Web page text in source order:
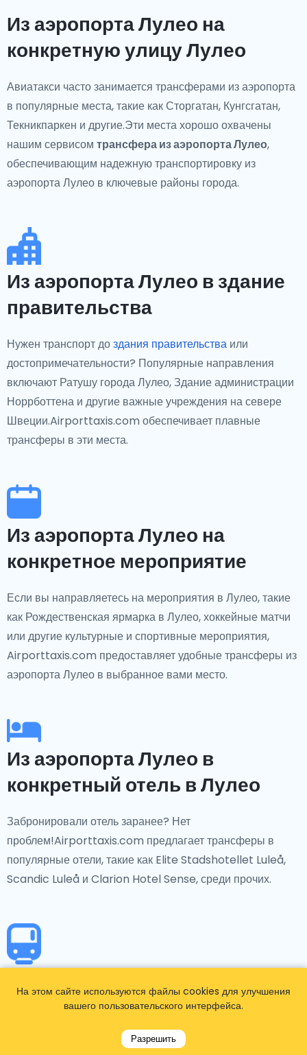
Из аэропорта Лулео на
конкретную улицу Лулео
Авиатакси часто занимается трансферами из аэропорта
в популярные места, такие как Сторгатан, Кунгсгатан,
Текникпаркен и другие.Эти места хорошо охвачены
нашим сервисом трансфера из аэропорта Лулео,
обеспечивающим надежную транспортировку из
аэропорта Лулео в ключевые районы города.
Из аэропорта Лулео в здание
правительства
Нужен транспорт доздания правительства или
достопримечательности? Популярные направления
включают Ратушу города Лулео, Здание администрации
Норрботтена и другие важные учреждения на севере
Швеции.Airporttaxis.com обеспечивает плавные
трансферы в эти места.
Из аэропорта Лулео на
конкретное мероприятие
Если вы направляетесь на мероприятия в Лулео, такие
как Рождественская ярмарка в Лулео, хоккейные матчи
или другие культурные и спортивные мероприятия,
Airporttaxis.com предоставляет удобные трансферы из
аэропорта Лулео в выбранное вами место.
Из аэропорта Лулео в
конкретный отель в Лулео
Забронировали отель заранее? Нет
проблем!Airporttaxis.com предлагает трансферы в
популярные отели, такие как Elite Stadshotellet Luleå,
Scandic Luleå и Clarion Hotel Sense, среди прочих.
Из аэропорта Лулео в
конкретный транспортный
На этом сайте используются файлы cookies для улучшения
вашего пользовательского интерфейса.
Разрешить